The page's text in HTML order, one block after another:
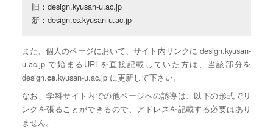
旧：design.kyusan-u.ac.jp
新：design.cs.kyusan-u.ac.jp
また、個人のページにおいて、サイト内リンクに design.kyusan-
u.ac.jp で始まるURLを直接記載していた方は、当該部分を
design.cs.kyusan-u.ac.jp に更新して下さい。
なお、学科サイト内での他ページへの誘導は、以下の形式でリ
ンクを張ることができるので、アドレスを記載する必要はあり
ません。